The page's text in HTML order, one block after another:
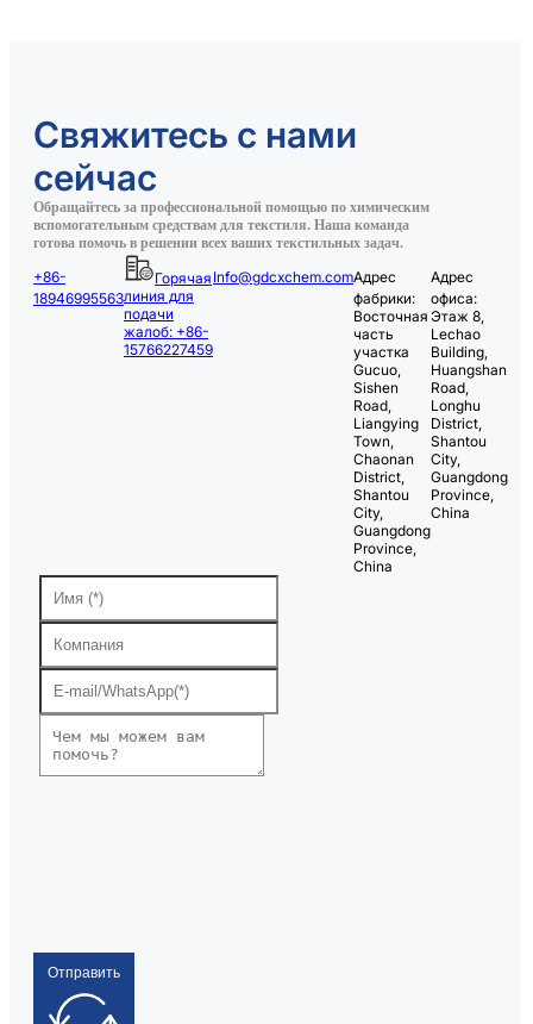
Свяжитесь с нами
сейчас
Обращайтесь за профессиональной помощью по химическим
вспомогательным средствам для текстиля. Наша команда
готова помочь в решении всех ваших текстильных задач.
+86-
18946995563
Горячая
линия для
подачи
жалоб: +86-
15766227459
Info@gdcxchem.comАдрес
фабрики:
Восточная
часть
участка
Gucuo,
Sishen
Road,
Liangying
Town,
Chaonan
District,
Shantou
City,
Guangdong
Province,
China
Адрес
офиса:
Этаж 8,
Lechao
Building,
Huangshan
Road,
Longhu
District,
Shantou
City,
Guangdong
Province,
China
Отправить